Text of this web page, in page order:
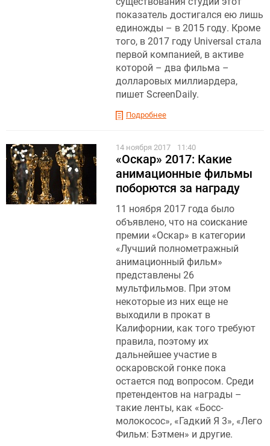
показатель достигался ею лишь
единожды – в 2015 году. Кроме
того, в 2017 году Universal стала
первой компанией, в активе
которой – два фильма –
долларовых миллиардера,
пишет ScreenDaily .
Подробнее
14 ноября 2017 11:40
«Оскар» 2017: Какие
анимационные фильмы
поборются за награду
11 ноября 2017 года было
объявлено, что на соискание
премии «Оскар» в категории
«Лучший полнометражный
анимационный фильм»
представлены 26
мультфильмов. При этом
некоторые из них еще не
выходили в прокат в
Калифорнии, как того требуют
правила, поэтому их
дальнейшее участие в
оскаровской гонке пока
остается под вопросом. Среди
претендентов на награды –
такие ленты, как «Босс-
молокосос», «Гадкий Я 3», «Лего
Фильм: Бэтмен» и другие.